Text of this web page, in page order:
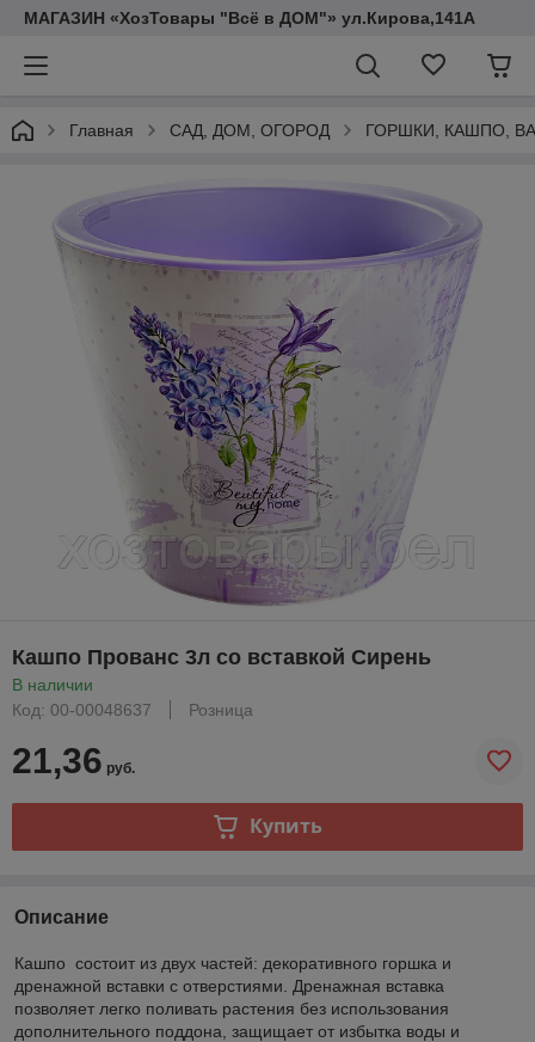
МАГАЗИН «ХозТовары "Всё в ДОМ"» ул.Кирова,141А
Главная САД, ДОМ, ОГОРОД ГОРШКИ, КАШПО,
Кашпо Прованс 3л со вставкой Сирень
В наличии
Код: 00-00048637
Розница
21,36 руб.
Купить
Описание
Кашпо состоит из двух частей: декоративного горшка и
дренажной вставки с отверстиями. Дренажная вставка
позволяет легко поливать растения без использования
дополнительного поддона, защищает от избытка воды и